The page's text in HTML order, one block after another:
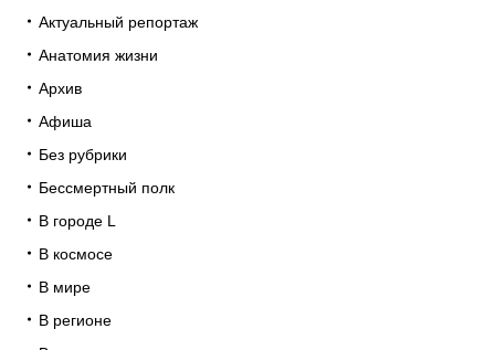
Актуальный репортаж
Анатомия жизни
Архив
Афиша
Без рубрики
Бессмертный полк
В городе L
В космосе
В мире
В регионе